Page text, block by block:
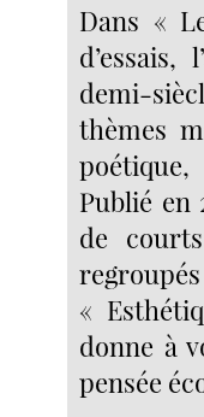
Dans «
demi-
thèmes
Publié en
de
«
donne à
pensée